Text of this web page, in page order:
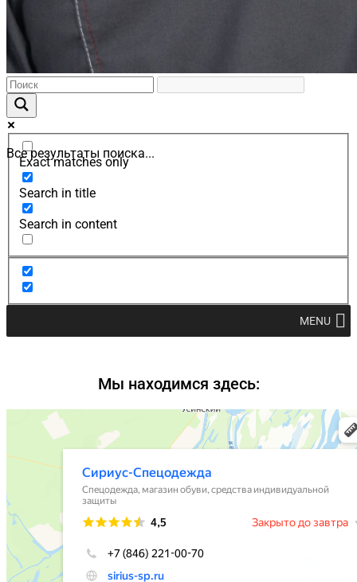
Все результаты поиска...
Exact matches only
Search in title
Search in content
MENU
Мы находимся здесь: